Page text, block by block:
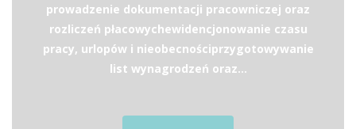
prowadzenie dokumentacji pracowniczej oraz
rozliczeń płacowychewidencjonowanie czasu
pracy, urlopów i nieobecnościprzygotowywanie
list wynagrodzeń oraz...